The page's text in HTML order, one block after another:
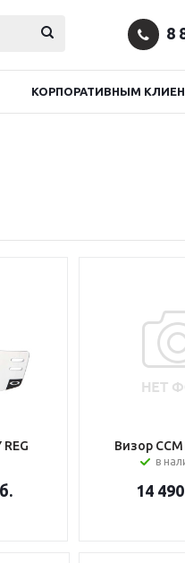
8
КОРПОРАТИВНЫМ
Визор CCM
в
14 490